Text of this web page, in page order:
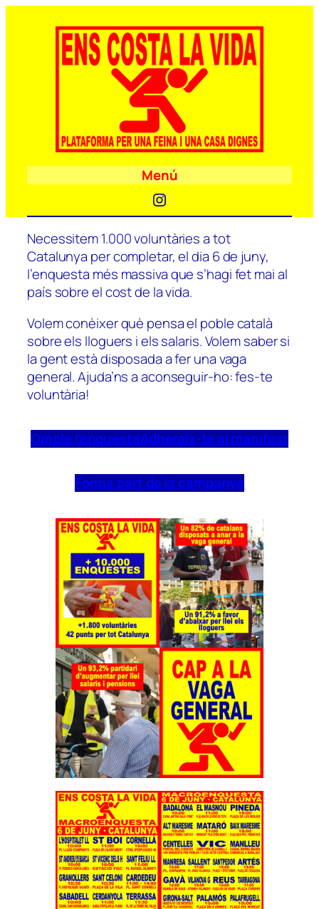
Menú
Instagram
Necessitem 1.000 voluntàries a tot
Catalunya per completar, el dia 6 de juny,
l’enquesta més massiva que s’hagi fet mai al
país sobre el cost de la vida.
Volem conèixer què pensa el poble català
sobre els lloguers i els salaris. Volem saber si
la gent està disposada a fer una vaga
general. Ajuda’ns a aconseguir-ho: fes-te
voluntària!
Omple l’enquestaAdhereix-te al manifest
Forma part de la campanya